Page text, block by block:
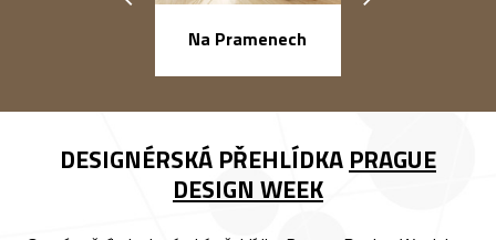
Na Pramenech
DESIGNÉRSKÁ PŘEHLÍDKA PRAGUE
DESIGN WEEK